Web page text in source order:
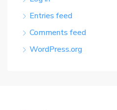
Entries feed
Comments feed
WordPress.org